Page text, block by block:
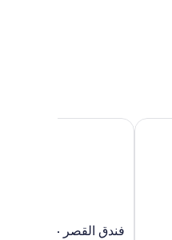
فندق
فندق القصر - الربوة
فندق القصر - الربوة